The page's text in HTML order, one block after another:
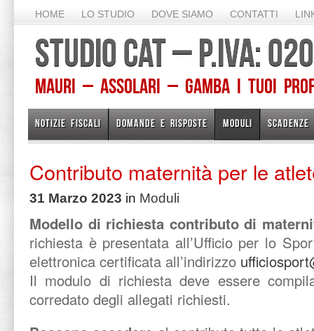
HOME LO STUDIO DOVE SIAMO CONTATTI
STUDIO CAT – P.IVA:
Mauri – Assolari – Gamba I TUOI
NOTIZIE FISCALI DOMANDE E RISPOSTE MODULI SCADENZE
Contributo maternità per le
31 Marzo 2023 in Moduli
Modello di richiesta contributo di
richiesta è presentata all’Ufficio per lo
elettronica certificata all’indirizzo
Il modulo di richiesta deve essere
corredato degli allegati richiesti.